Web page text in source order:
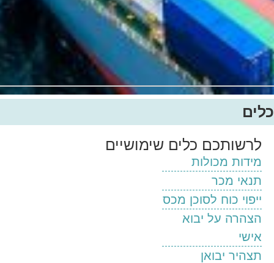
כלים
לרשותכם כלים שימושיים
מידות מכולות
תנאי מכר
ייפוי כוח לסוכן מכס
הצהרה על יבוא
אישי
תצהיר יבואן